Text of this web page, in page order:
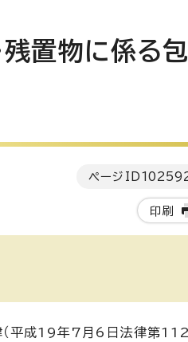
残置物に係る
ページID
印刷
平成19年7月6日法律第